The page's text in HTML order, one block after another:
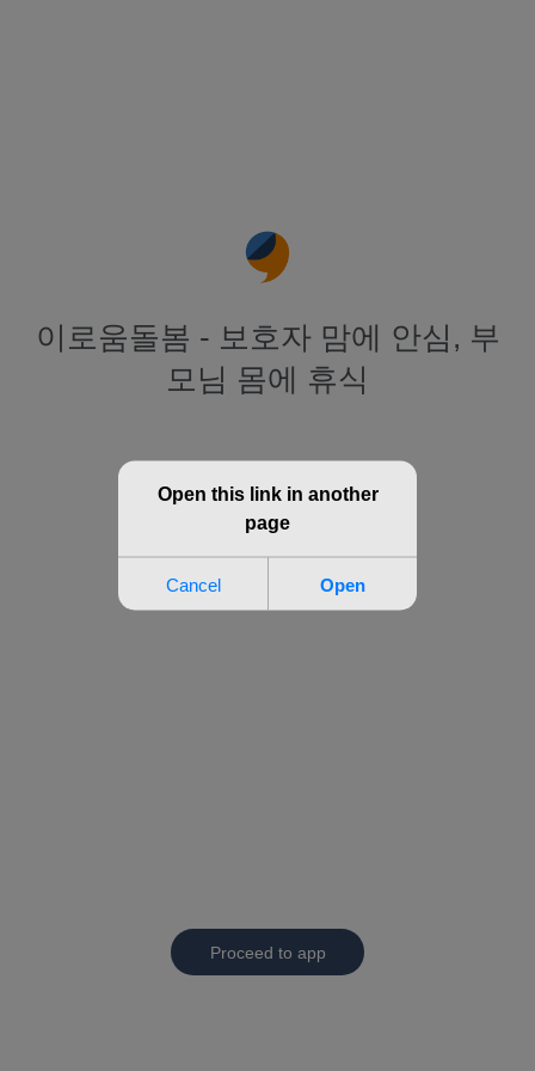
이로움돌봄 - 보호자 맘에 안심, 부
모님 몸에 휴식
Proceed to app